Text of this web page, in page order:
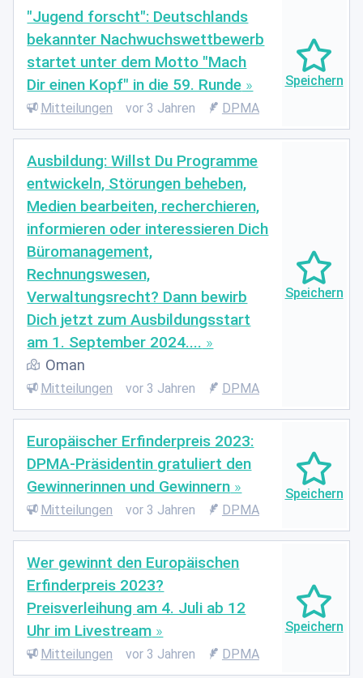
"Jugend forscht": Deutschlands
bekannter Nachwuchswettbewerb
startet unter dem Motto "Mach
Dir einen Kopf" in die 59. Runde
Mitteilungen vor 3 Jahren DPMA
Ausbildung: Willst Du Programme
entwickeln, Störungen beheben,
Medien bearbeiten, recherchieren,
informieren oder interessieren Dich
Büromanagement,
Rechnungswesen,
Verwaltungsrecht? Dann bewirb
Dich jetzt zum Ausbildungsstart
am 1. September 2024....
Oman
Mitteilungen vor 3 Jahren DPMA
Europäischer Erfinderpreis 2023:
DPMA-Präsidentin gratuliert den
Gewinnerinnen und Gewinnern
Mitteilungen vor 3 Jahren DPMA
Wer gewinnt den Europäischen
Erfinderpreis 2023?
Preisverleihung am 4. Juli ab 12
Uhr im Livestream
Mitteilungen vor 3 Jahren DPMA